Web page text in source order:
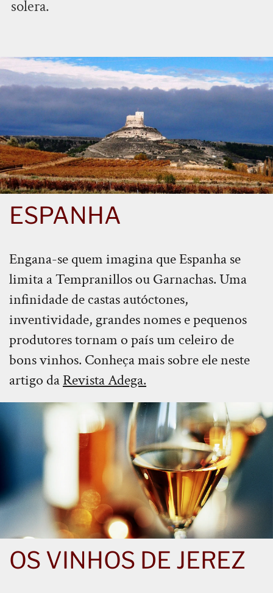
solera.
ESPANHA
Engana-se quem imagina que Espanha se
limita a Tempranillos ou Garnachas. Uma
infinidade de castas autóctones,
inventividade, grandes nomes e pequenos
produtores tornam o país um celeiro de
bons vinhos. Conheça mais sobre ele neste
artigo daRevista Adega.
OS VINHOS DE JEREZ